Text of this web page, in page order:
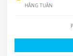
HẰNG TUẦN